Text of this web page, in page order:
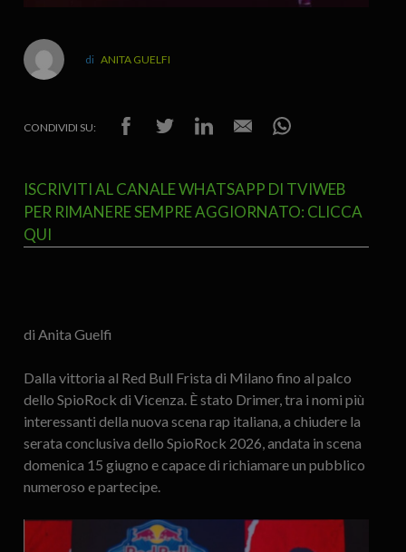
ANITA GUELFI
CONDIVIDI SU:
ISCRIVITI AL CANALE WHATSAPP DI TVIWEB
PER RIMANERE SEMPRE AGGIORNATO: CLICCA
QUI
di Anita Guelfi
Dalla vittoria al Red Bull Frista di Milano fino al palco
dello SpioRock di Vicenza. È stato Drimer, tra i nomi più
interessanti della nuova scena rap italiana, a chiudere la
serata conclusiva dello SpioRock 2026, andata in scena
domenica 15 giugno e capace di richiamare un pubblico
numeroso e partecipe.